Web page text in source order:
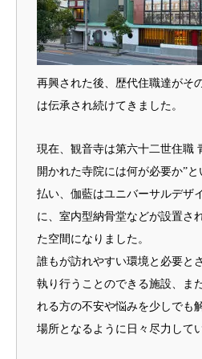
再興された後、歴代住職達がそ
は伝承され続けてきました。
現在、観音寺は第六十二世住職
開かれた寺院には何が必要か”
払い、伽藍はユニバーサルデザ
に、室内型納骨堂などが設置さ
た空間になりました。
誰もが訪れやすい環境と必要と
執り行うことのできる施設、ま
れる方の不安や悩みを少しでも
場所となるように日々尽力して